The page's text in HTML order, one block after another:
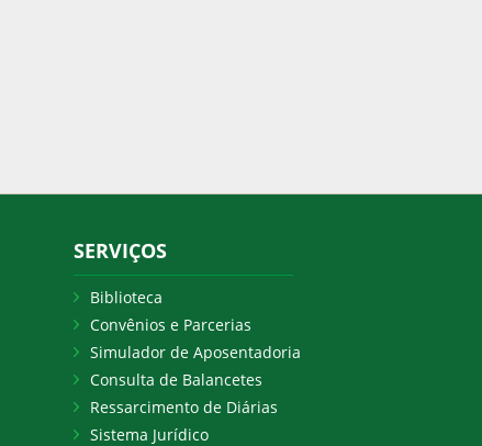
SERVIÇOS
Biblioteca
Convênios e Parcerias
Simulador de Aposentadoria
Consulta de Balancetes
Ressarcimento de Diárias
Sistema Jurídico